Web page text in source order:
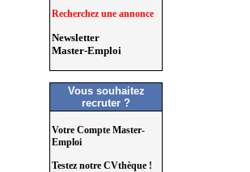
Recherchez une annonce
Newsletter
Master-Emploi
Vous souhaitez
recruter ?
Votre Compte Master-
Emploi
Testez notre CVthèque !